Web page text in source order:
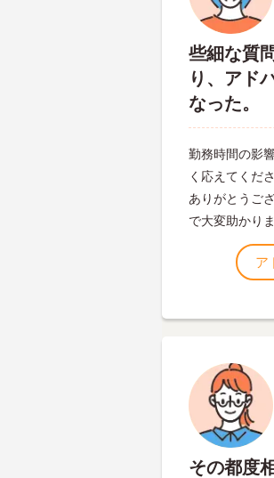
些細な質
り、アド
なった。
勤務時間の影
く応えてくだ
ありがとうご
で大変助かりま
ア
その都度